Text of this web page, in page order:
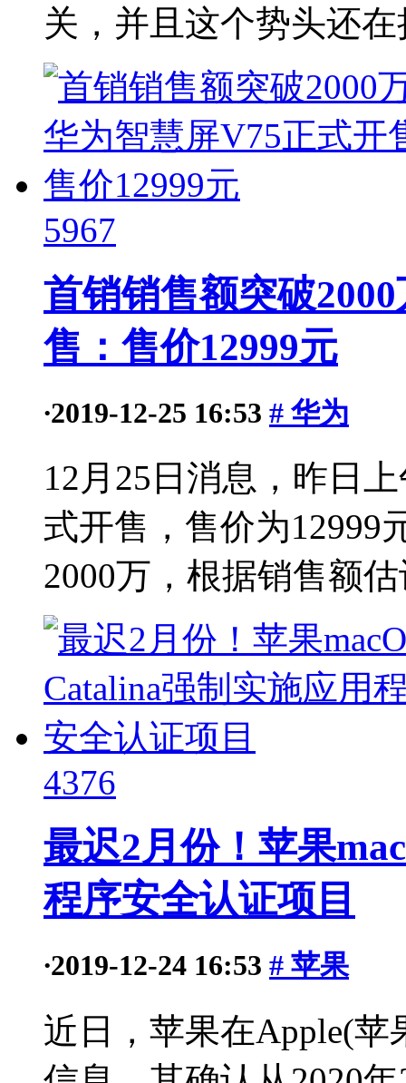
关，并且这个势头还
5967
首销销售额突破
售：售价12999元
·2019-12-25 16:53 # 华为
12月25日消息，昨日
式开售，售价为12999
2000万，根据销售额
4376
最迟2月份！苹果
程序安全认证项目
·2019-12-24 16:53 # 苹果
近日，苹果在Apple(苹